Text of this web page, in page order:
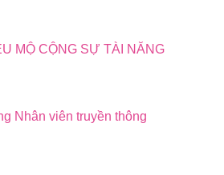
MỘ CỘNG SỰ TÀI NĂNG
Nhân viên truyền thông